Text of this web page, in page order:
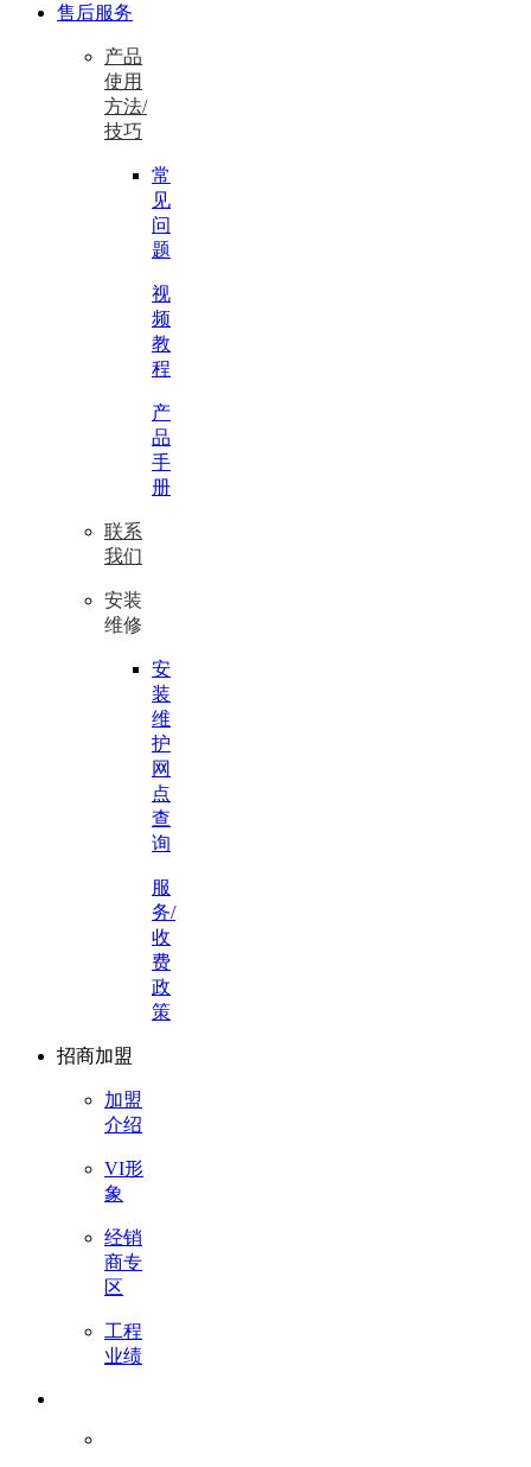
售后服务
产品
使用
方法/
技巧
常
见
问
题
视
频
教
程
产
品
手
册
联系
我们
安装
维修
安
装
维
护
网
点
查
询
服
务/
收
费
政
策
招商加盟
加盟
介绍
VI形
象
经销
商专
区
工程
业绩